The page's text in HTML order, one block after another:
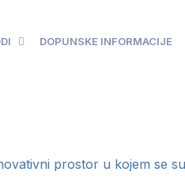
DOPUNSKE INFORMACIJE
prostor u kojem se